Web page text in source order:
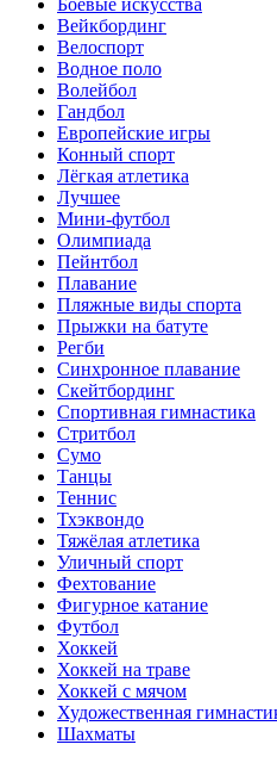
Боевые искусства
Вейкбординг
Велоспорт
Водное поло
Волейбол
Гандбол
Европейские игры
Конный спорт
Лёгкая атлетика
Лучшее
Мини-футбол
Олимпиада
Пейнтбол
Плавание
Пляжные виды спорта
Прыжки на батуте
Регби
Синхронное плавание
Скейтбординг
Спортивная гимнастика
Стритбол
Сумо
Танцы
Теннис
Тхэквондо
Тяжёлая атлетика
Уличный спорт
Фехтование
Фигурное катание
Футбол
Хоккей
Хоккей на траве
Хоккей с мячом
Художественная
Шахматы